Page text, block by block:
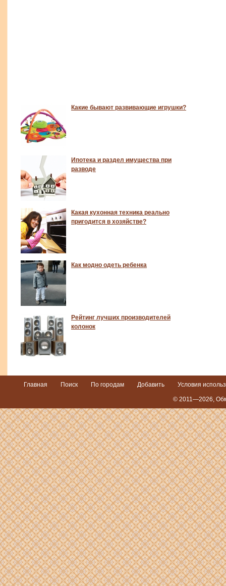
Какие бывают развивающие игрушки?
Ипотека и раздел имущества при
разводе
Какая кухонная техника реально
пригодится в хозяйстве?
Как модно одеть ребенка
Рейтинг лучших производителей
колонок
Главная Поиск По городам Добавить Условия
© 2011—2026,